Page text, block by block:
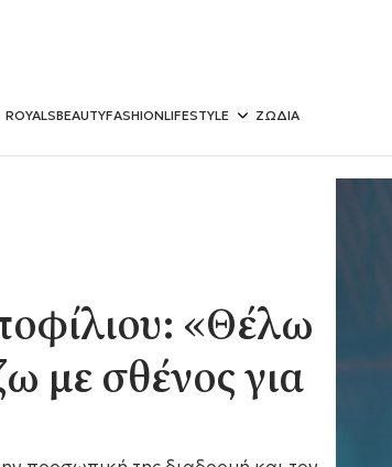
ROYALSBEAUTYFASHIONLIFESTYLE ΖΩΔΙΑ
«Θέλω
με σθένος για